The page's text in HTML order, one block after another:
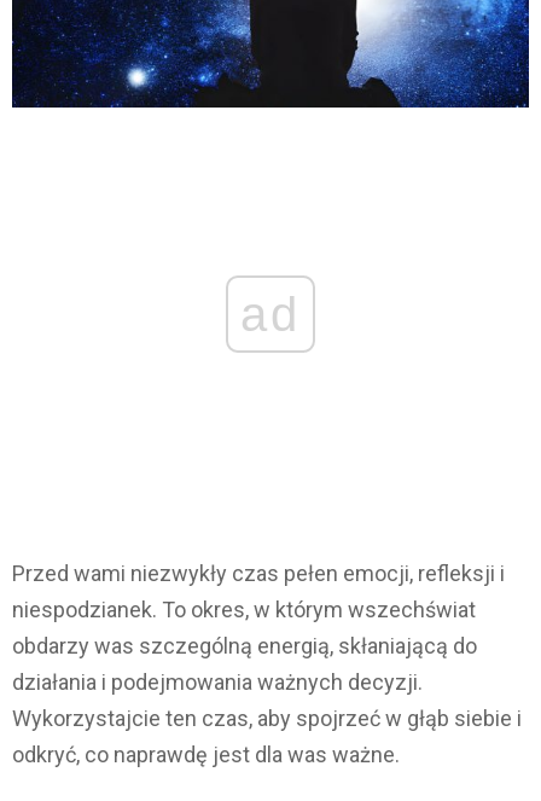
ad
Przed wami niezwykły czas pełen emocji, refleksji i
niespodzianek. To okres, w którym wszechświat
obdarzy was szczególną energią, skłaniającą do
działania i podejmowania ważnych decyzji.
Wykorzystajcie ten czas, aby spojrzeć w głąb siebie i
odkryć, co naprawdę jest dla was ważne.